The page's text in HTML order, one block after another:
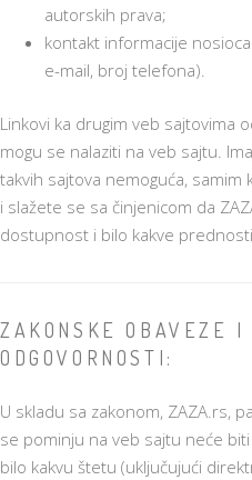
autorskih prava;
kontakt informacije
e-mail, broj telefona).
Linkovi ka drugim veb sajtovima
mogu se nalaziti na veb sajtu.
takvih sajtova nemoguća,
i slažete se sa činjenicom da
dostupnost i bilo kakve
ZAKONSKE OBAVEZE I
ODGOVORNOSTI:
U skladu sa zakonom, ZAZA.rs,
se pominju na veb sajtu neće
bilo kakvu štetu (uključujući